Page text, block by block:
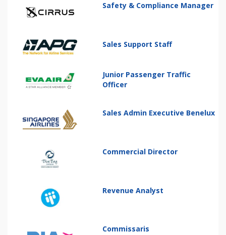
Safety & Compliance Manager
Sales Support Staff
Junior Passenger Traffic
Officer
Sales Admin Executive Benelux
Commercial Director
Revenue Analyst
Commissaris